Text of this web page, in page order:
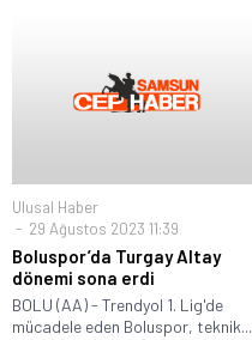
Ulusal Haber
29 Ağustos 2023 11:39
Boluspor’da Turgay Altay
dönemi sona erdi
BOLU (AA) - Trendyol 1. Lig'de
mücadele eden Boluspor, teknik...